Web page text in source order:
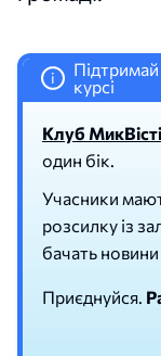
i
курсі
Клуб МикВісті
один бік.
Учасники
розсилку із
бачать
Приєднуйся.